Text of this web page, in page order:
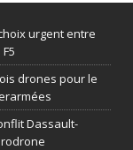
urgent entre
drones pour le
Dassault-